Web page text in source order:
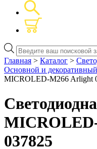
Поиск
товаров
Главная > Каталог >
Основной и
MICROLED-M266 Arlight
037825